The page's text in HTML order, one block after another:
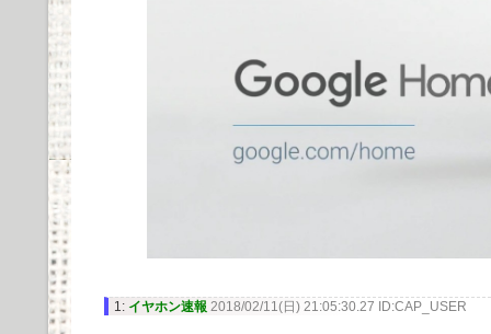
1: イヤホン速報 2018/02/11(日) 21:05:30.27 ID:CAP_USER